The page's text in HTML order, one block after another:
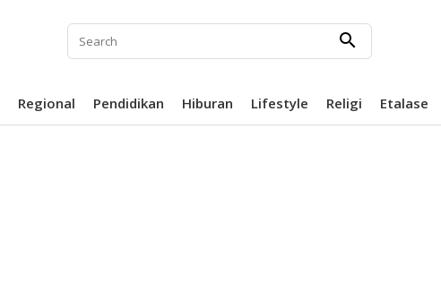
search
Regional Pendidikan Hiburan Lifestyle Religi Etalase